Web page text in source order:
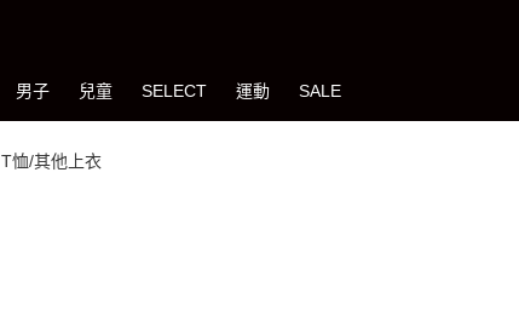
男子 兒童 SELECT 運動 SALE
T恤/其他上衣